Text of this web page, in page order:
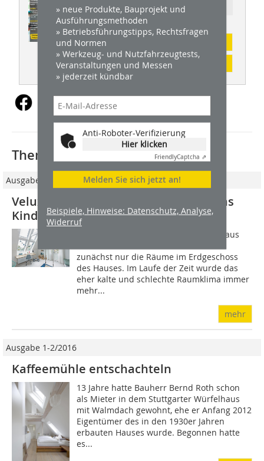
Ressort: BAUELEMENTE
Inhaltsverzeichnis
» neue Produkte, Bauprojekt und
Ausführungsmethoden
» Betriebsführungstipps, Rechtsfragen
und Normen
» Werkzeug- und Nutzfahrzeugtests,
Veranstaltungen und Messen
» jederzeit kündbar
Anti-Roboter-Verifizierung
Hier klicken
FriendlyCaptcha ⇗
Melden Sie sich jetzt an!
Beispiele, Hinweise: Datenschutz, Analyse,
Widerruf
Thematisch passende Artikel:
Ausgabe 9/2024
Velux-Fenster lassen Licht und Luft ins
Kinderzimmer unterm Dach
Im Rahmen der Renovierung des Altbaus
zunächst nur die Räume im Erdgeschoss
des Hauses. Im Laufe der Zeit wurde das
eher kalte und schlechte Raumklima immer
mehr...
mehr
Ausgabe 1-2/2016
Kaffeemühle entschachteln
13 Jahre hatte Bauherr Bernd Roth schon
als Mieter in dem Stuttgarter Würfelhaus
mit Walmdach gewohnt, ehe er Anfang 2012
Eigentümer des in den 1930er Jahren
erbauten Hauses wurde. Begonnen hatte
es...